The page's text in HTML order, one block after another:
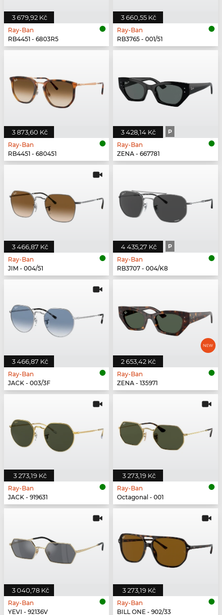
3 679,92 Kč
Ray-Ban
RB4451 - 6803R5
3 660,55 Kč
Ray-Ban
RB3765 - 001/51
3 873,60 Kč
Ray-Ban
RB4451 - 680451
3 428,14 Kč P
Ray-Ban
ZENA - 667781
3 466,87 Kč
Ray-Ban
JIM - 004/51
4 435,27 Kč P
Ray-Ban
RB3707 - 004/K8
3 466,87 Kč
Ray-Ban
JACK - 003/3F
2 653,42 Kč
Ray-Ban
ZENA - 135971
3 273,19 Kč
Ray-Ban
JACK - 919631
3 273,19 Kč
Ray-Ban
Octagonal - 001
3 040,78 Kč
Ray-Ban
YEVI - 92136V
3 273,19 Kč
Ray-Ban
BILL ONE - 902/33